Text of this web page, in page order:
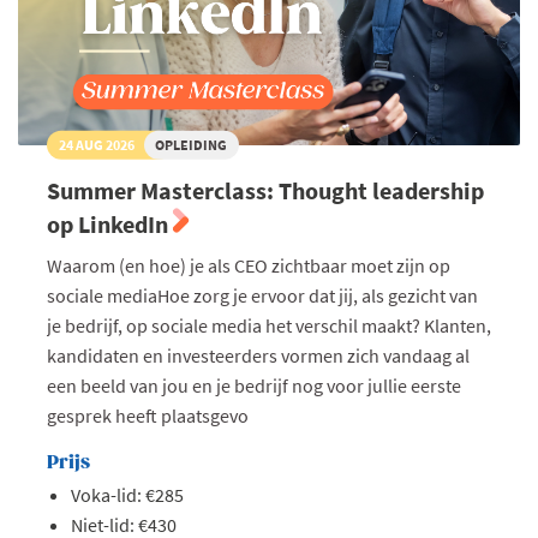
24 AUG 2026 OPLEIDING
Summer Masterclass: Thought leadership
op LinkedIn
Waarom (en hoe) je als CEO zichtbaar moet zijn op
sociale mediaHoe zorg je ervoor dat jij, als gezicht van
je bedrijf, op sociale media het verschil maakt? Klanten,
kandidaten en investeerders vormen zich vandaag al
een beeld van jou en je bedrijf nog voor jullie eerste
gesprek heeft plaatsgevo
Prijs
Voka-lid: €285
Niet-lid: €430